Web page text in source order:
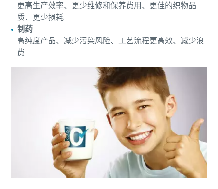
更高生产效率、更少维修和保养费用、更佳的织物品
质、更少损耗
制药
高纯度产品、减少污染风险、工艺流程更高效、减少浪
费